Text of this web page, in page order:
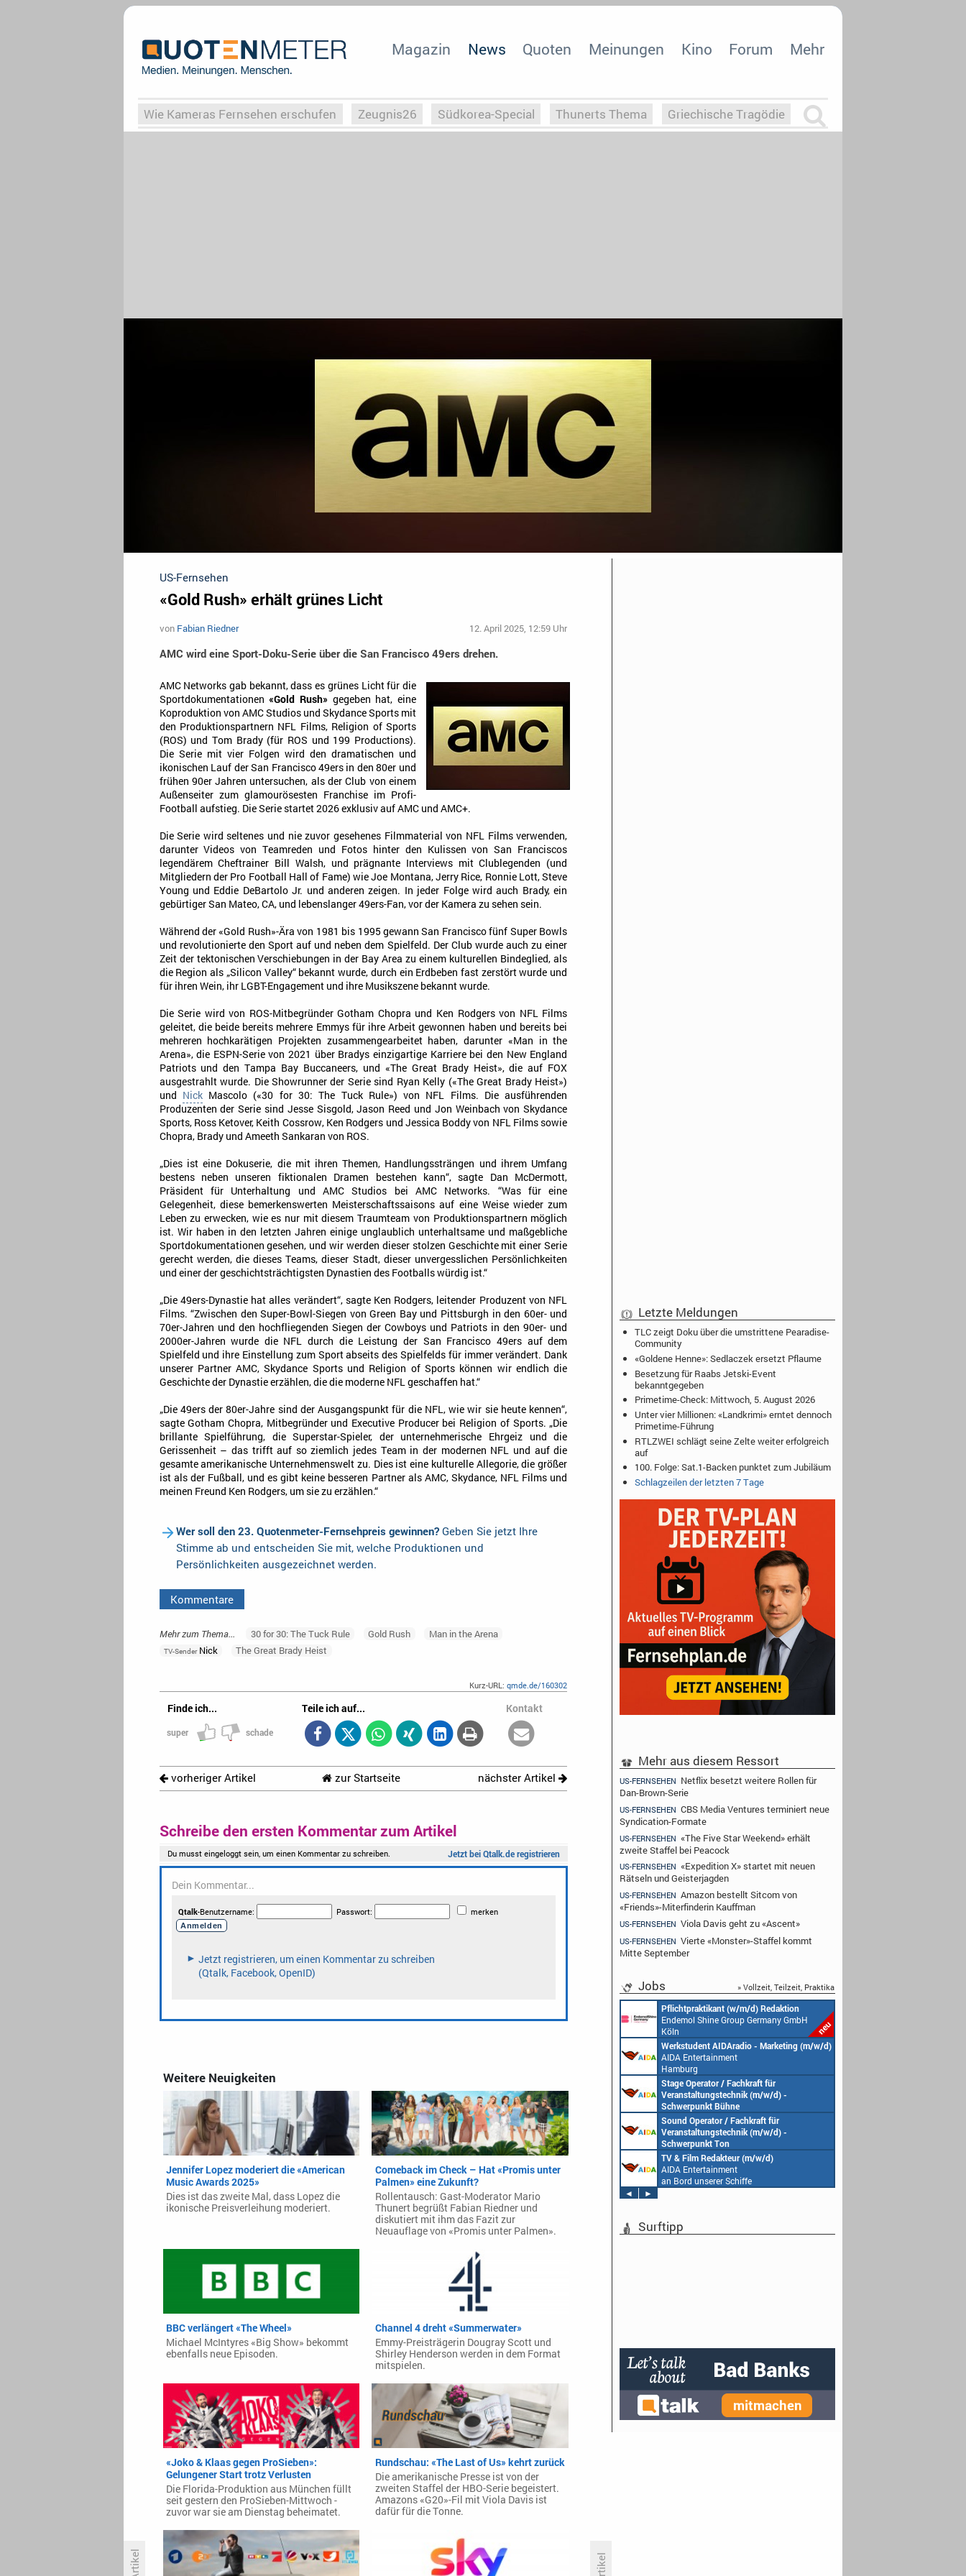
Magazin News Quoten Meinungen Kino Forum Mehr
Wie Kameras Fernsehen erschufen Zeugnis26 Südkorea-Special Thunerts Thema Griechische Tragödie
US-Fernsehen
«Gold Rush» erhält grünes Licht
von Fabian Riedner 12. April 2025, 12:59 Uhr
AMC wird eine Sport-Doku-Serie über die San Francisco 49ers drehen.
AMC Networks gab bekannt, dass es grünes Licht für die
Sportdokumentationen«Gold Rush» gegeben hat, eine
Koproduktion von AMC Studios und Skydance Sports mit
den Produktionspartnern NFL Films, Religion of Sports
(ROS) und Tom Brady (für ROS und 199 Productions).
Die Serie mit vier Folgen wird den dramatischen und
ikonischen Lauf der San Francisco 49ers in den 80er und
frühen 90er Jahren untersuchen, als der Club von einem
Außenseiter zum glamourösesten Franchise im Profi-
Football aufstieg. Die Serie startet 2026 exklusiv auf AMC und AMC+.
Die Serie wird seltenes und nie zuvor gesehenes Filmmaterial von NFL Films verwenden,
darunter Videos von Teamreden und Fotos hinter den Kulissen von San Franciscos
legendärem Cheftrainer Bill Walsh, und prägnante Interviews mit Clublegenden (und
Mitgliedern der Pro Football Hall of Fame) wie Joe Montana, Jerry Rice, Ronnie Lott, Steve
Young und Eddie DeBartolo Jr. und anderen zeigen. In jeder Folge wird auch Brady, ein
gebürtiger San Mateo, CA, und lebenslanger 49ers-Fan, vor der Kamera zu sehen sein.
Während der «Gold Rush»-Ära von 1981 bis 1995 gewann San Francisco fünf Super Bowls
und revolutionierte den Sport auf und neben dem Spielfeld. Der Club wurde auch zu einer
Zeit der tektonischen Verschiebungen in der Bay Area zu einem kulturellen Bindeglied, als
die Region als „Silicon Valley“ bekannt wurde, durch ein Erdbeben fast zerstört wurde und
für ihren Wein, ihr LGBT-Engagement und ihre Musikszene bekannt wurde.
Die Serie wird von ROS-Mitbegründer Gotham Chopra und Ken Rodgers von NFL Films
geleitet, die beide bereits mehrere Emmys für ihre Arbeit gewonnen haben und bereits bei
mehreren hochkarätigen Projekten zusammengearbeitet haben, darunter «Man in the
Arena», die ESPN-Serie von 2021 über Bradys einzigartige Karriere bei den New England
Patriots und den Tampa Bay Buccaneers, und «The Great Brady Heist», die auf FOX
ausgestrahlt wurde. Die Showrunner der Serie sind Ryan Kelly («The Great Brady Heist»)
und NickMascolo («30 for 30: The Tuck Rule») von NFL Films. Die ausführenden
Produzenten der Serie sind Jesse Sisgold, Jason Reed und Jon Weinbach von Skydance
Sports, Ross Ketover, Keith Cossrow, Ken Rodgers und Jessica Boddy von NFL Films sowie
Chopra, Brady und Ameeth Sankaran von ROS.
„Dies ist eine Dokuserie, die mit ihren Themen, Handlungssträngen und ihrem Umfang
bestens neben unseren fiktionalen Dramen bestehen kann“, sagte Dan McDermott,
Präsident für Unterhaltung und AMC Studios bei AMC Networks. “Was für eine
Gelegenheit, diese bemerkenswerten Meisterschaftssaisons auf eine Weise wieder zum
Leben zu erwecken, wie es nur mit diesem Traumteam von Produktionspartnern möglich
ist. Wir haben in den letzten Jahren einige unglaublich unterhaltsame und maßgebliche
Sportdokumentationen gesehen, und wir werden dieser stolzen Geschichte mit einer Serie
gerecht werden, die dieses Teams, dieser Stadt, dieser unvergesslichen Persönlichkeiten
und einer der geschichtsträchtigsten Dynastien des Footballs würdig ist.“
„Die 49ers-Dynastie hat alles verändert“, sagte Ken Rodgers, leitender Produzent von NFL
Films. “Zwischen den Super-Bowl-Siegen von Green Bay und Pittsburgh in den 60er- und
70er-Jahren und den hochfliegenden Siegen der Cowboys und Patriots in den 90er- und
2000er-Jahren wurde die NFL durch die Leistung der San Francisco 49ers auf dem
Spielfeld und ihre Einstellung zum Sport abseits des Spielfelds für immer verändert. Dank
unserer Partner AMC, Skydance Sports und Religion of Sports können wir endlich die
Geschichte der Dynastie erzählen, die die moderne NFL geschaffen hat.“
„Die 49ers der 80er-Jahre sind der Ausgangspunkt für die NFL, wie wir sie heute kennen“,
sagte Gotham Chopra, Mitbegründer und Executive Producer bei Religion of Sports. „Die
brillante Spielführung, die Superstar-Spieler, der unternehmerische Ehrgeiz und die
Gerissenheit – das trifft auf so ziemlich jedes Team in der modernen NFL und auf die
gesamte amerikanische Unternehmenswelt zu. Dies ist eine kulturelle Allegorie, die größer
ist als der Fußball, und es gibt keine besseren Partner als AMC, Skydance, NFL Films und
meinen Freund Ken Rodgers, um sie zu erzählen.“
Wer soll den 23. Quotenmeter-Fernsehpreis gewinnen?Geben Sie jetzt Ihre
Stimme ab und entscheiden Sie mit, welche Produktionen und
Persönlichkeiten ausgezeichnet werden.
Kommentare
Mehr zum Thema... 30 for 30: The Tuck Rule Gold Rush Man in the Arena
TV-SenderNick The Great Brady Heist
Kurz-URL:qmde.de/160302
Finde ich...
super schade
Teile ich auf... Kontakt
vorheriger Artikel zur Startseite nächster Artikel
Schreibe den ersten Kommentar zum Artikel
Weitere Neuigkeiten
Jennifer Lopez moderiert die «American
Music Awards 2025»
Dies ist das zweite Mal, dass Lopez die
ikonische Preisverleihung moderiert.
Comeback im Check – Hat «Promis unter
Palmen» eine Zukunft?
Rollentausch: Gast-Moderator Mario
Thunert begrüßt Fabian Riedner und
diskutiert mit ihm das Fazit zur
Neuauflage von «Promis unter Palmen».
BBC verlängert «The Wheel»
Michael McIntyres «Big Show» bekommt
ebenfalls neue Episoden.
Channel 4 dreht «Summerwater»
Emmy-Preisträgerin Dougray Scott und
Shirley Henderson werden in dem Format
mitspielen.
«Joko & Klaas gegen ProSieben»:
Gelungener Start trotz Verlusten
Die Florida-Produktion aus München füllt
seit gestern den ProSieben-Mittwoch -
zuvor war sie am Dienstag beheimatet.
Rundschau: «The Last of Us» kehrt zurück
Die amerikanische Presse ist von der
zweiten Staffel der HBO-Serie begeistert.
Amazons «G20»-Fil mit Viola Davis ist
dafür für die Tonne.
Letzte Meldungen
TLC zeigt Doku über die umstrittene Pearadise-
Community
«Goldene Henne»: Sedlaczek ersetzt Pflaume
Besetzung für Raabs Jetski-Event
bekanntgegeben
Primetime-Check: Mittwoch, 5. August 2026
Unter vier Millionen: «Landkrimi» erntet dennoch
Primetime-Führung
RTLZWEI schlägt seine Zelte weiter erfolgreich
auf
100. Folge: Sat.1-Backen punktet zum Jubiläum
Schlagzeilen der letzten 7 Tage
Mehr aus diesem Ressort
US-FERNSEHEN Netflix besetzt weitere Rollen für
Dan-Brown-Serie
US-FERNSEHEN CBS Media Ventures terminiert neue
Syndication-Formate
US-FERNSEHEN «The Five Star Weekend» erhält
zweite Staffel bei Peacock
US-FERNSEHEN «Expedition X» startet mit neuen
Rätseln und Geisterjagden
US-FERNSEHEN Amazon bestellt Sitcom von
«Friends»-Miterfinderin Kauffman
US-FERNSEHEN Viola Davis geht zu «Ascent»
US-FERNSEHEN Vierte «Monster»-Staffel kommt
Mitte September
Jobs » Vollzeit, Teilzeit, Praktika
Pflichtpraktikant (w/m/d) Redaktion
Endemol Shine Group Germany GmbH
Werkstudent AIDAradio - Marketing (m/w/d)
AIDA Entertainment
Stage Operator / Fachkraft für
Veranstaltungstechnik (m/w/d) -
Schwerpunkt Bühne
AIDA Entertainment
an Bord unserer Schiffe
Sound Operator / Fachkraft für
Veranstaltungstechnik (m/w/d) -
Schwerpunkt Ton
AIDA Entertainment
an Bord unserer Schiffe
TV & Film Redakteur (m/w/d)
AIDA Entertainment
an Bord unserer Schiffe
Redakteur (w/m/d) oder Jungredakteur
(w/m/d)
Endemol Shine Group Germany GmbH
Köln
Senior Video Producer/ 1st TV
◄
►
Surftipp